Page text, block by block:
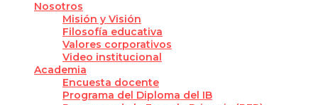
Nosotros
Misión y Visión
Filosofía educativa
Valores corporativos
Video institucional
Academia
Encuesta docente
Programa del Diploma del IB